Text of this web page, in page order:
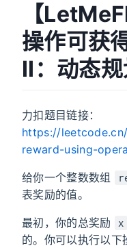
【
操作可获
II：动态
力扣题目链接：
https://
reward-using-
给你一个整数数组
表奖励的值。
最初，你的总奖励 x
的。你可以执行以下